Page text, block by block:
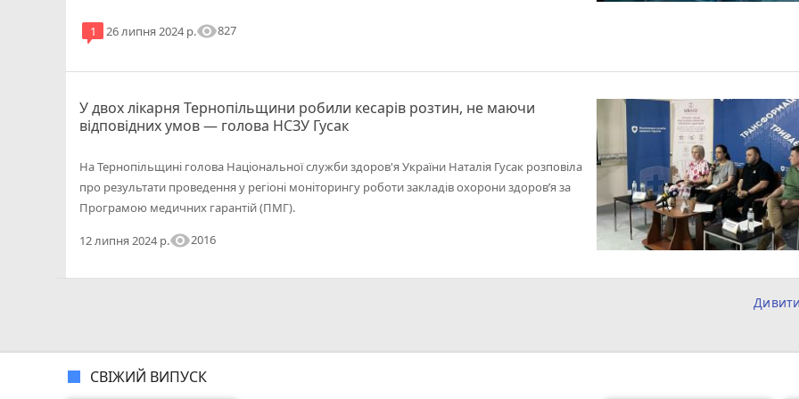
1 26 липня 2024 р.visibility827
У двох лікарня Тернопільщини робили кесарів розтин, не маючи
відповідних умов — голова НСЗУ Гусак
На Тернопільщині голова Національної служби здоров'я України Наталія Гусак розповіла
про результати проведення у регіоні моніторингу роботи закладів охорони здоров’я за
Програмою медичних гарантій (ПМГ).
12 липня 2024 р.visibility2016
СВІЖИЙ ВИПУСК